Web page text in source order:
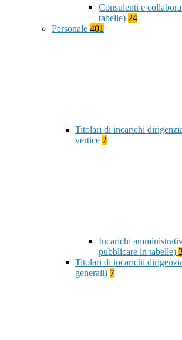
Consulenti e
tabelle) 24
Personale 401
Titolari di incarichi
vertice 2
Incarichi
pubblicare in tabelle) 2
Titolari di incarichi
generali) 7